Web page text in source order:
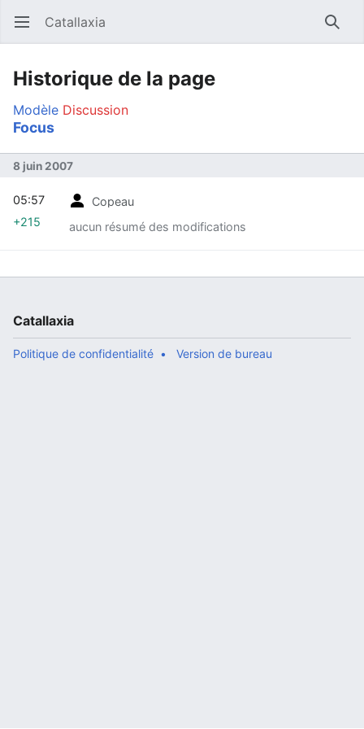
Ouvrir le menu principal Catallaxia
Historique de la page
Modèle Discussion
Focus
8 juin 2007
Copeau
aucun résumé des modifications
05:57
+215
Catallaxia
Politique de confidentialité Version de bureau